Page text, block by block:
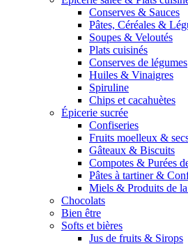
Conserves & Sauces
Pâtes, Céréales &
Soupes & Veloutés
Plats cuisinés
Conserves de légumes
Huiles & Vinaigres
Spiruline
Chips et cacahuètes
Épicerie sucrée
Confiseries
Fruits moelleux &
Gâteaux & Biscuits
Compotes & Purées
Pâtes à tartiner &
Miels & Produits de
Chocolats
Bien être
Softs et bières
Jus de fruits & Sirops